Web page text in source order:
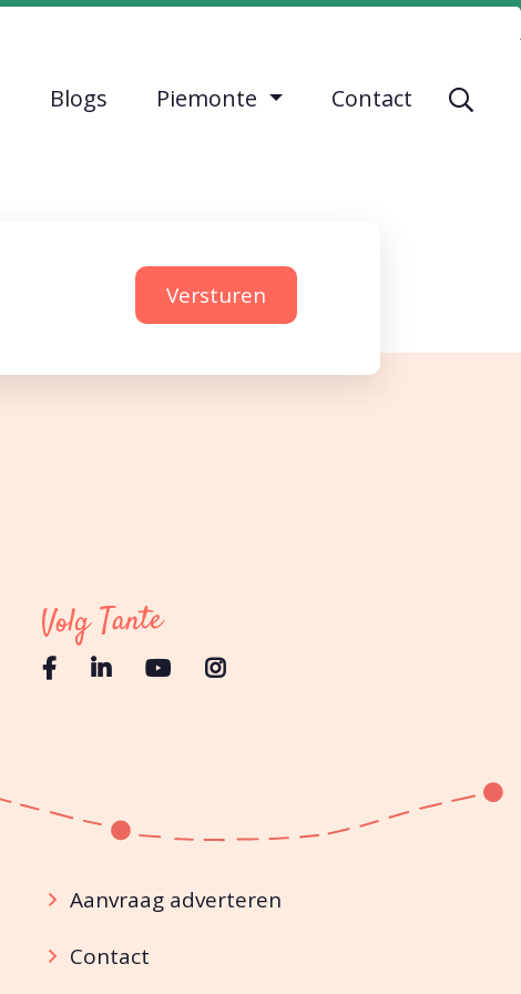
Blogs Piemonte Contact
Volg Tante
Aanvraag adverteren
Contact